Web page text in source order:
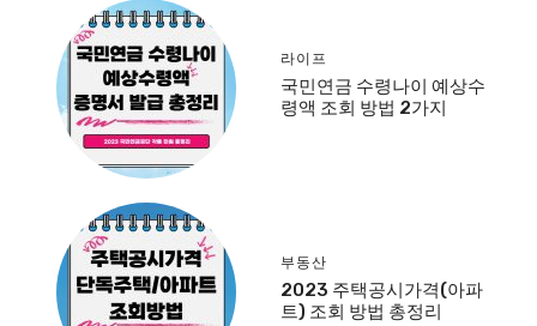
라이프
국민연금 수령나이 예상수
령액 조회 방법 2가지
부동산
2023 주택공시가격(아파
트) 조회 방법 총정리